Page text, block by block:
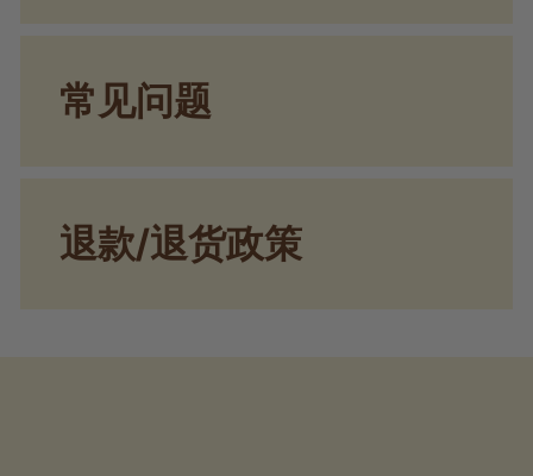
常见问题
退款/退货政策